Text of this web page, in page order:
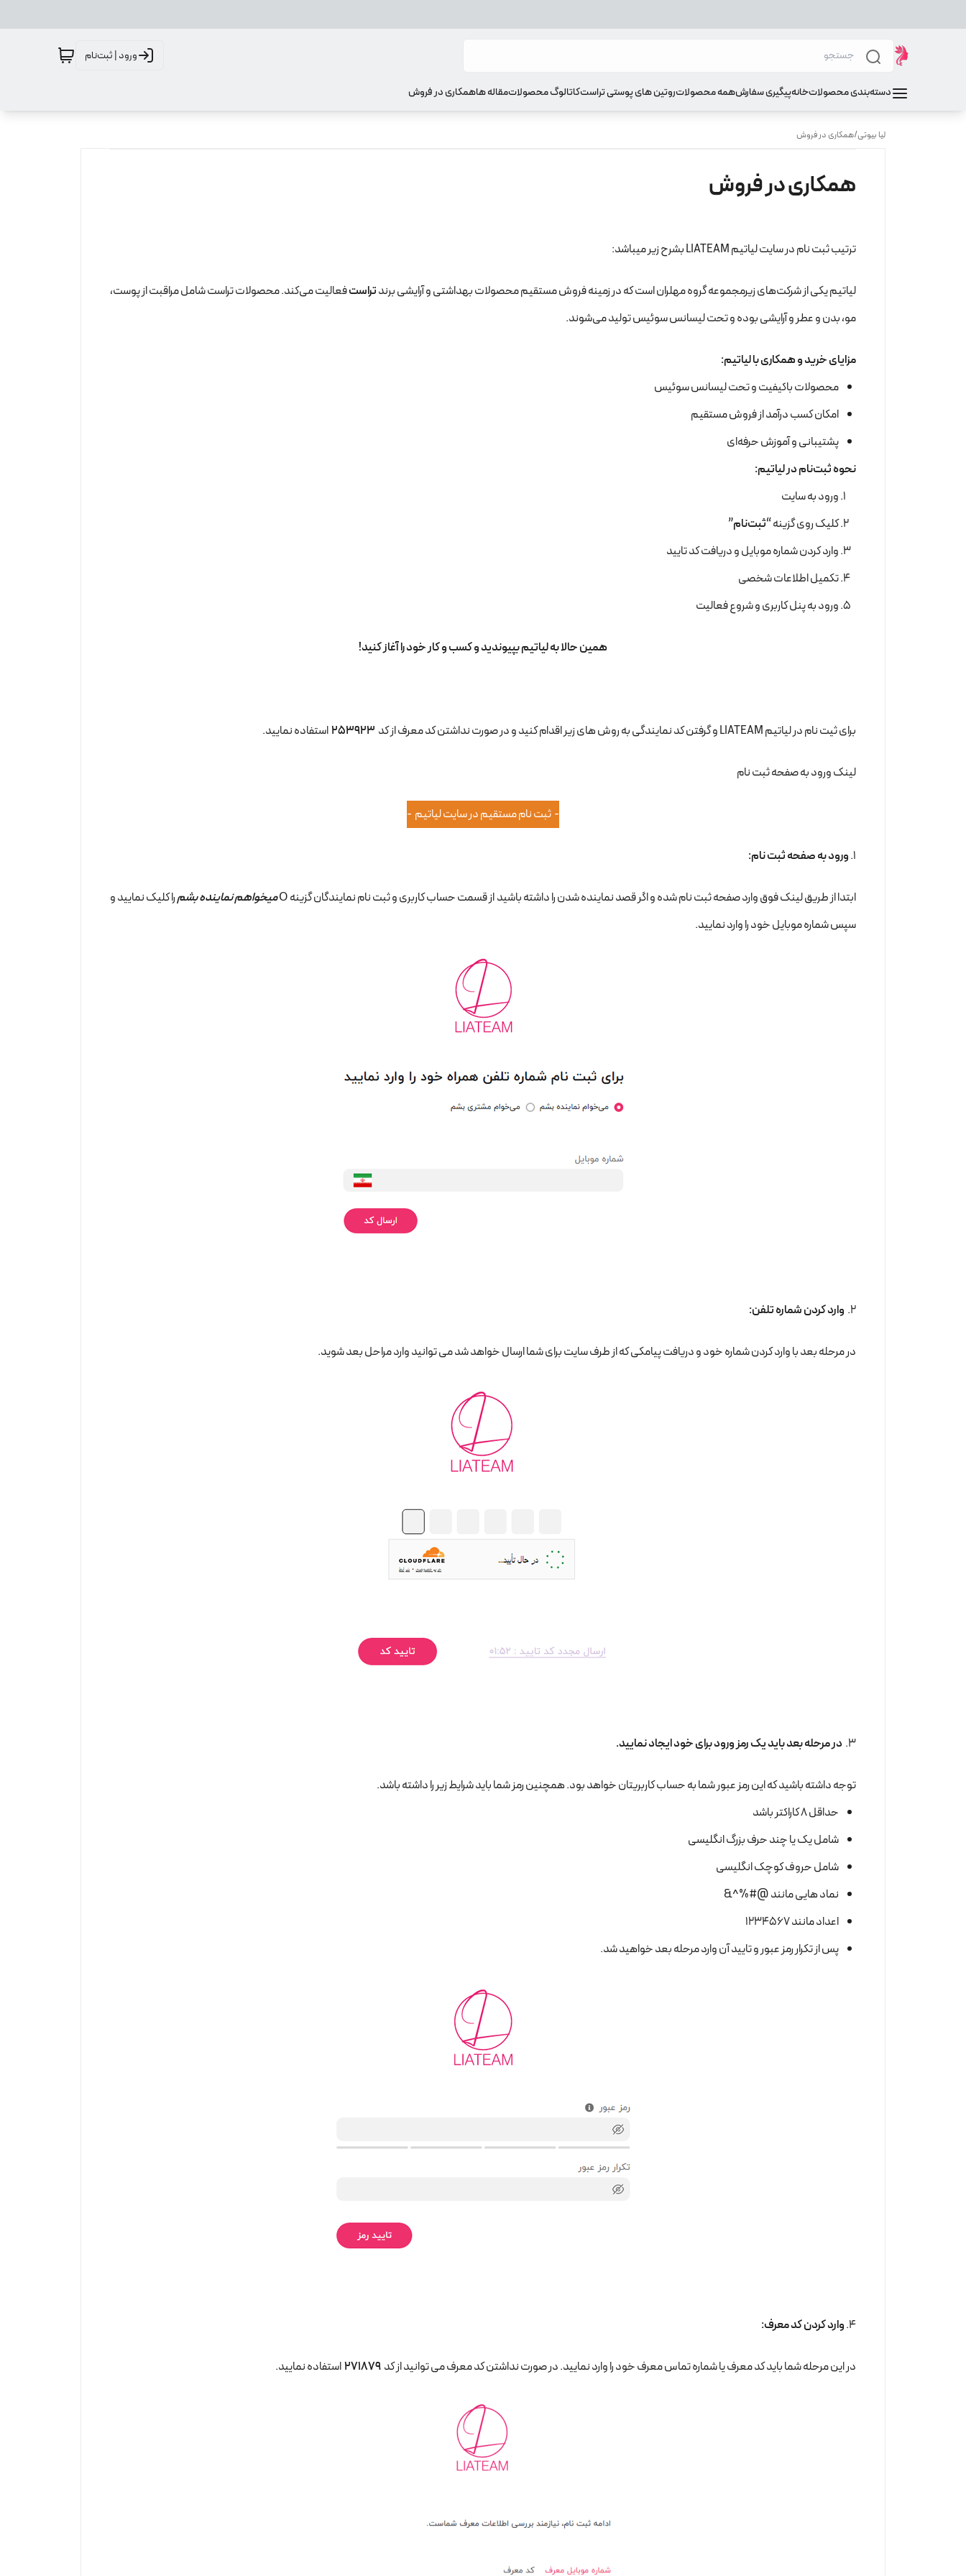
ورود | ثبت‌نام
دسته‌بندی محصولاتخانهپیگیری سفارشهمه محصولاتروتین های پوستی تراستکاتالوگ محصولاتمقاله هاهمکاری در فروش
لیا بیوتی/همکاری در فروش
همکاری در فروش
ترتیب ثبت نام در سایت لیاتیم LIATEAM بشرح زیر میباشد:
لیاتیم یکی از شرکت‌های زیرمجموعه گروه مهلران است که در زمینه فروش مستقیم محصولات بهداشتی و آرایشی برندتراستفعالیت می‌کند. محصولات تراست شامل مراقبت از پوست،
مو، بدن و عطر و آرایشی بوده و تحت لیسانس سوئیس تولید می‌شوند.
مزایای خرید و همکاری با لیاتیم:
محصولات باکیفیت و تحت لیسانس سوئیس
امکان کسب درآمد از فروش مستقیم
پشتیبانی و آموزش حرفه‌ای
نحوه ثبت‌نام در لیاتیم:
ورود به سایت
کلیک روی گزینه“ثبت‌نام”
وارد کردن شماره موبایل و دریافت کد تایید
تکمیل اطلاعات شخصی
ورود به پنل کاربری و شروع فعالیت
همین حالا به لیاتیم بپیوندید و کسب‌ و کار خود را آغاز کنید!
برای ثیت نام در لیاتیم LIATEAM و گرفتن کد نمایندگی به روش های زیر اقدام کنید و در صورت نداشتن کد معرف از کد 253923استفاده نمایید.
لینک ورود به صفحه ثبت نام
- ثبت نام مستقیم در سایت لیاتیم -
1. ورود به صفحه ثبت نام:
ابتدا از طریق لینک فوق وارد صفحه ثبت نام شده و اگر قصد نماینده شدن را داشته باشید از قسمت حساب کاربری و ثبت نام نمایندگان گزینه Ο میخواهم نماینده بشمرا کلیک نمایید و
سپس شماره موبایل خود را وارد نمایید.
2. وارد کردن شماره تلفن:
در مرحله بعد با وارد کردن شماره خود و دریافت پیامکی که از طرف سایت برای شما ارسال خواهد شد می توانید وارد مراحل بعد شوید.
3. در مرحله بعد باید یک رمز ورود برای خود ایجاد نمایید.
توجه داشته باشید که این رمز عبور شما به حساب کاربریتان خواهد بود. همچنین رمز شما باید شرایط زیر را داشته باشد.
حداقل 8 کاراکتر باشد
شامل یک یا چند حرف بزرگ انگلیسی
شامل حروف کوچک انگلیسی
نماد هایی مانند @#%^&
اعداد مانند 1234567
پس از تکرار رمز عبور و تایید آن وارد مرحله بعد خواهید شد.
4. وارد کردن کد معرف:
در این مرحله شما باید کد معرف یا شماره تماس معرف خود را وارد نمایید. در صورت نداشتن کد معرف می توانید از کد 271879استفاده نمایید.